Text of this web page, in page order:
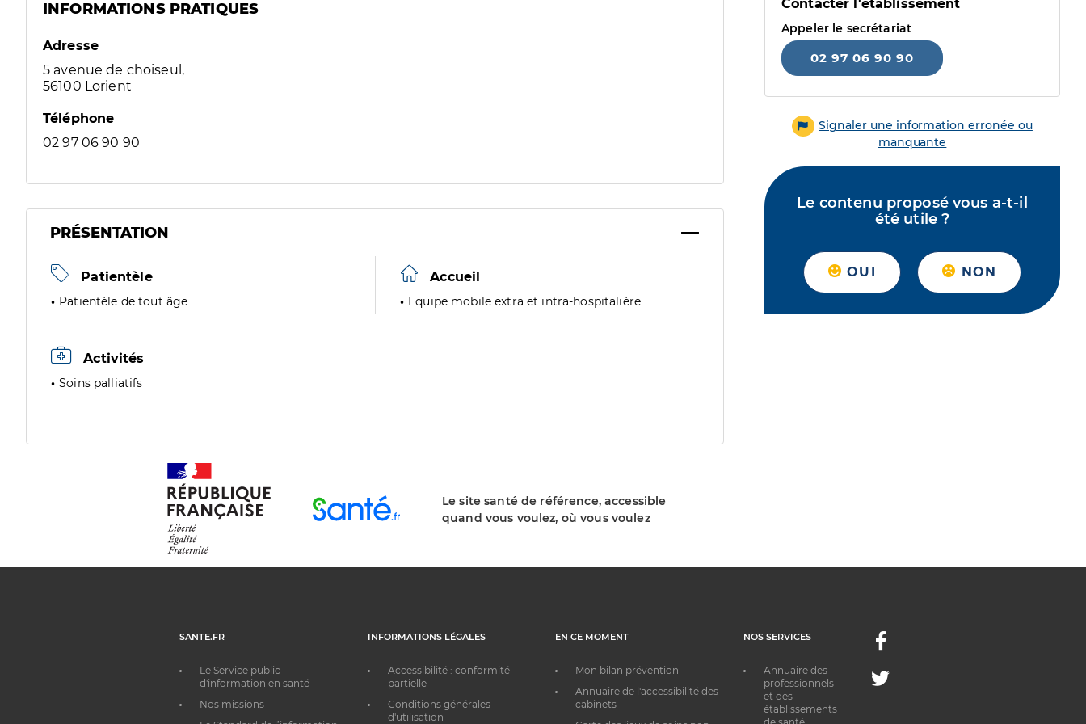
INFORMATIONS PRATIQUES
Adresse
5 avenue de choiseul,
56100 Lorient
Téléphone
02 97 06 90 90
PRÉSENTATION
Patientèle
Patientèle de tout âge
Accueil
Equipe mobile extra et intra-hospitalière
Activités
Soins palliatifs
Contacter l'établissement
Appeler le secrétariat
02 97 06 90 90
Signaler une information erronée ou
manquante
Le contenu proposé vous a-t-il
été utile ?
OUI NON
Le site santé de référence, accessible
quand vous voulez, où vous voulez
SANTE.FR
Le Service public
d'information en santé
Nos missions
INFORMATIONS LÉGALES
Accessibilité : conformité
partielle
Conditions générales
d'utilisation
EN CE MOMENT
Mon bilan prévention
Annuaire de l'accessibilité des
cabinets
NOS SERVICES
Annuaire des
professionnels
et des
établissements
Facebook
Twitter